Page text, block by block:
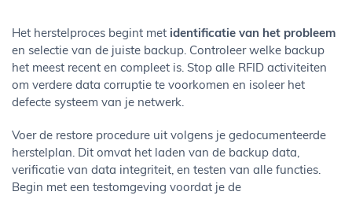
Het herstelproces begint met identificatie van het probleem
en selectie van de juiste backup. Controleer welke backup
het meest recent en compleet is. Stop alle RFID activiteiten
om verdere data corruptie te voorkomen en isoleer het
defecte systeem van je netwerk.
Voer de restore procedure uit volgens je gedocumenteerde
herstelplan. Dit omvat het laden van de backup data,
verificatie van data integriteit, en testen van alle functies.
Begin met een testomgeving voordat je de